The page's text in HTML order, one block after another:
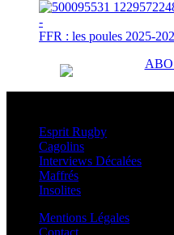
FFR : les poules 2025-
Esprit Rugby
Cagolins
Interviews Décalées
Maffrés
Insolites
Mentions Légales